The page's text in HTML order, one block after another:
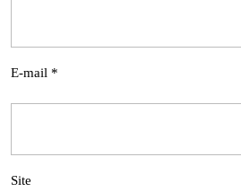
E-mail *
Site